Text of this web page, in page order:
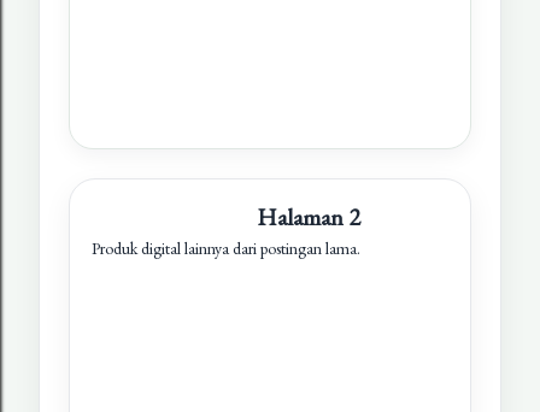
Halaman 2
Produk digital lainnya dari postingan lama.